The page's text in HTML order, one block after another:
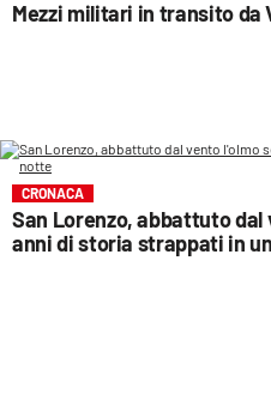
Mezzi militari in transito da
CRONACA
San Lorenzo, abbattuto dal
anni di storia strappati in